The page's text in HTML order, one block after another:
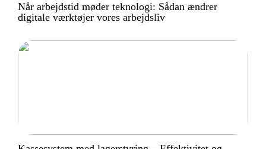
Når arbejdstid møder teknologi: Sådan ændrer
digitale værktøjer vores arbejdsliv